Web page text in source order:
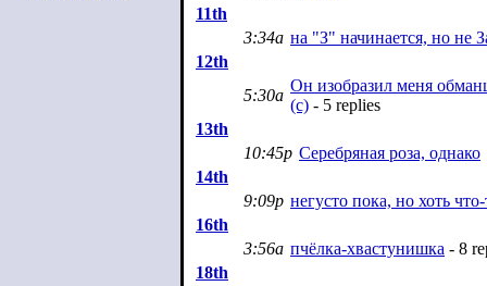
11th
3:34a на "З" начинается, но не
12th
5:30a
Он изобразил меня
(с) - 5 replies
13th
10:45p Серебряная роза, однако
14th
9:09p негусто пока, но хоть
16th
3:56a пчёлка-хвастунишка - 8
18th